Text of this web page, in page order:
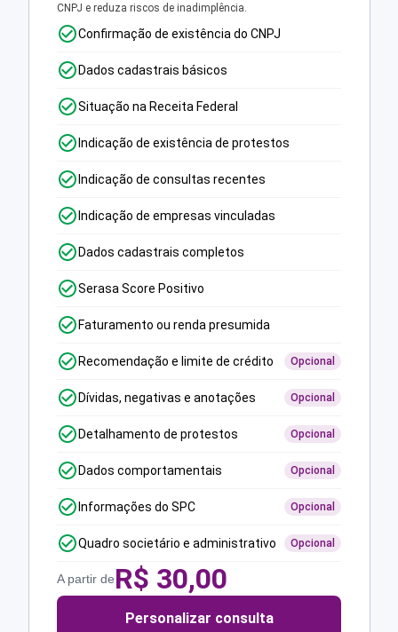
CNPJ e reduza riscos de inadimplência.
Confirmação de existência do CNPJ
Dados cadastrais básicos
Situação na Receita Federal
Indicação de existência de protestos
Indicação de consultas recentes
Indicação de empresas vinculadas
Dados cadastrais completos
Serasa Score Positivo
Faturamento ou renda presumida
Recomendação e limite de crédito Opcional
Dívidas, negativas e anotações Opcional
Detalhamento de protestos Opcional
Dados comportamentais Opcional
Informações do SPC Opcional
Quadro societário e administrativo Opcional
A partir deR$ 30,00
Personalizar consulta